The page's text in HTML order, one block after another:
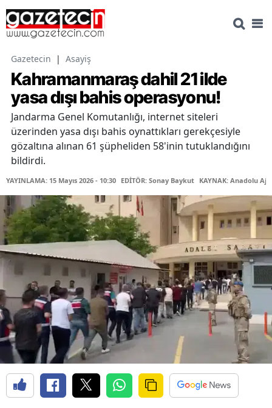
Gazetecin | Asayiş
Kahramanmaraş dahil 21 ilde
yasa dışı bahis operasyonu!
Jandarma Genel Komutanlığı, internet siteleri
üzerinden yasa dışı bahis oynattıkları gerekçesiyle
gözaltına alınan 61 şüpheliden 58'inin tutuklandığını
bildirdi.
YAYINLAMA: 15 Mayıs 2026 - 10:30 EDİTÖR: Sonay Baykut KAYNAK: Anadolu